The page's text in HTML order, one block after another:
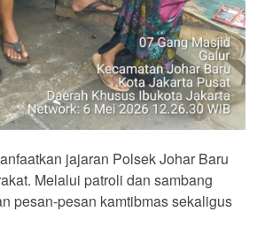
jajaran Polsek Johar Baru
Melalui patroli dan sambang
pesan-pesan kamtibmas sekaligus